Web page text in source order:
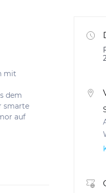
mit
dem
smarte
auf